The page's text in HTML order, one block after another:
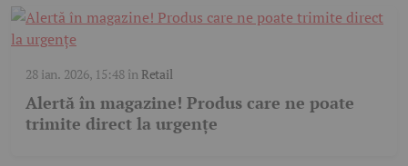
28 ian. 2026, 15:48în Retail
Alertă în magazine! Produs care ne poate
trimite direct la urgențe